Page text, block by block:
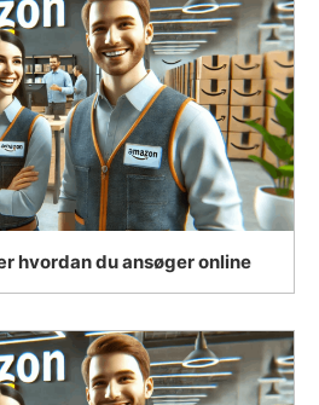
hvordan du ansøger online